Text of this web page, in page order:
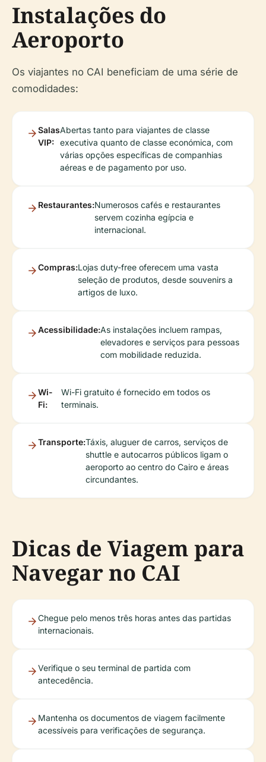
Instalações do
Aeroporto
Os viajantes no CAI beneficiam de uma série de
comodidades:
Salas
VIP:
Abertas tanto para viajantes de classe
executiva quanto de classe económica, com
várias opções específicas de companhias
aéreas e de pagamento por uso.
Restaurantes:Numerosos cafés e restaurantes
servem cozinha egípcia e
internacional.
Compras:Lojas duty-free oferecem uma vasta
seleção de produtos, desde souvenirs a
artigos de luxo.
Acessibilidade:As instalações incluem rampas,
elevadores e serviços para pessoas
com mobilidade reduzida.
Wi-
Fi:
Wi-Fi gratuito é fornecido em todos os
terminais.
Transporte:Táxis, aluguer de carros, serviços de
shuttle e autocarros públicos ligam o
aeroporto ao centro do Cairo e áreas
circundantes.
Dicas de Viagem para
Navegar no CAI
Chegue pelo menos três horas antes das partidas
internacionais.
Verifique o seu terminal de partida com
antecedência.
Mantenha os documentos de viagem facilmente
acessíveis para verificações de segurança.